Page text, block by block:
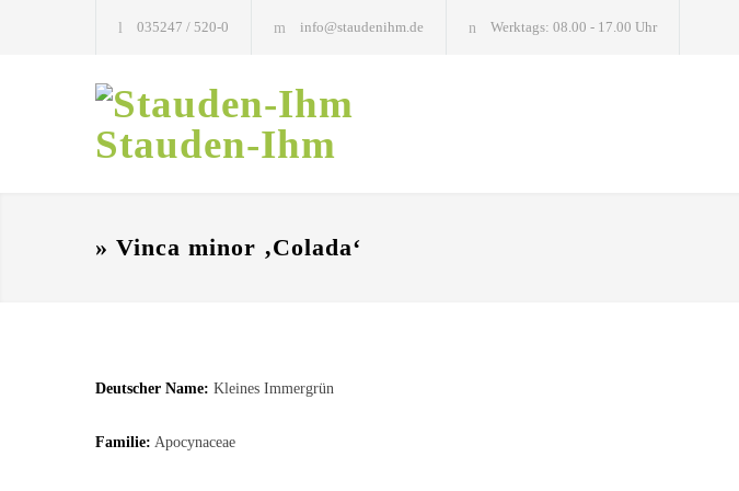
035247 / 520-0 info@staudenihm.de Werktags: 08.00 - 17.00 Uhr
Stauden-Ihm
» Vinca minor ‚Colada‘
Deutscher Name: Kleines Immergrün
Familie: Apocynaceae